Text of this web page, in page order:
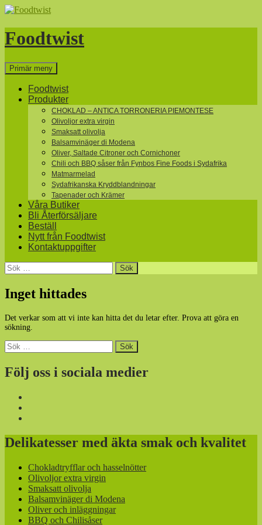
Hoppa
innehåll
Foodtwist
Sök
Primär meny
Foodtwist
Produkter
CHOKLAD – ANTICA TORRONERIA PIEMONTESE
Olivoljor extra virgin
Smaksatt olivolja
Balsamvinäger di Modena
Oliver, Saltade Citroner och Cornichoner
Chili och BBQ såser från Fynbos Fine Foods i Sydafrika
Matmarmelad
Sydafrikanska Kryddblandningar
Tapenader och Krämer
Våra Butiker
Bli Återförsäljare
Beställ
Nytt från Foodtwist
Kontaktuppgifter
Sök
efter:
Inget hittades
Det verkar som att vi inte kan hitta det du letar efter. Prova att göra en
sökning.
Sök
efter:
Följ oss i sociala medier
Delikatesser med äkta smak och kvalitet
Chokladtryfflar och hasselnötter
Olivoljor extra virgin
Smaksatt olivolja
Balsamvinäger di Modena
Oliver och inläggningar
BBQ och Chilisåser